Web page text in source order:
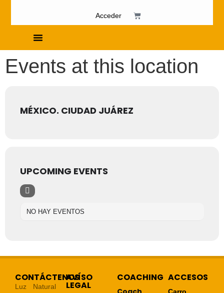
Acceder
Events at this location
MÉXICO. CIUDAD JUÁREZ
UPCOMING EVENTS
NO HAY EVENTOS
CONTÁCTENOS
Luz Natural
AVÍSO
LEGAL
COACHING ACCESOS